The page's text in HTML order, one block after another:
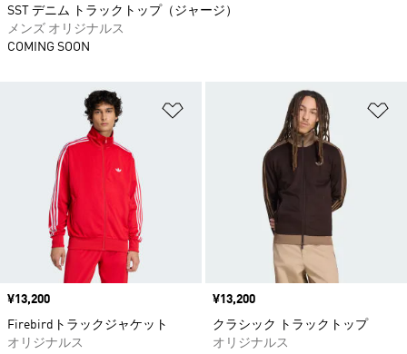
ほしいものリストに追加
価格
¥13,200
Firebirdトラックジャケット
オリジナルス
価格
¥13,200
クラシック トラックトップ
オリジナルス
SST デニム トラックトップ（ジャージ）
メンズ オリジナルス
COMING SOON